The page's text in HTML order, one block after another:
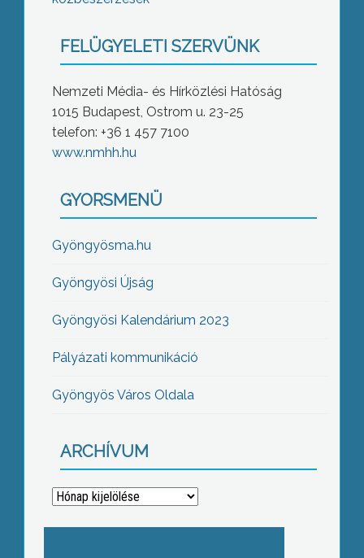
FELÜGYELETI SZERVÜNK
Nemzeti Média- és Hírközlési Hatóság
1015 Budapest, Ostrom u. 23-25
telefon: +36 1 457 7100
www.nmhh.hu
GYORSMENÜ
Gyöngyösma.hu
Gyöngyösi Újság
Gyöngyösi Kalendárium 2023
Pályázati kommunikáció
Gyöngyös Város Oldala
ARCHÍVUM
Archívum